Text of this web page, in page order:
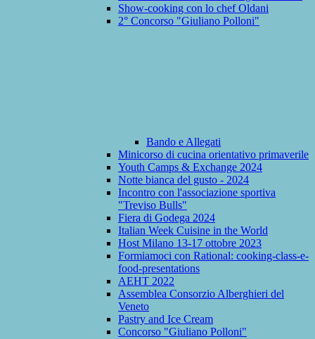
Show-cooking con lo chef Oldani
2° Concorso "Giuliano Polloni"
Bando e Allegati
Minicorso di cucina orientativo primaverile
Youth Camps & Exchange 2024
Notte bianca del gusto - 2024
Incontro con l'associazione sportiva
"Treviso Bulls"
Fiera di Godega 2024
Italian Week Cuisine in the World
Host Milano 13-17 ottobre 2023
Formiamoci con Rational: cooking-class-e-
food-presentations
AEHT 2022
Assemblea Consorzio Alberghieri del
Veneto
Pastry and Ice Cream
Concorso "Giuliano Polloni"